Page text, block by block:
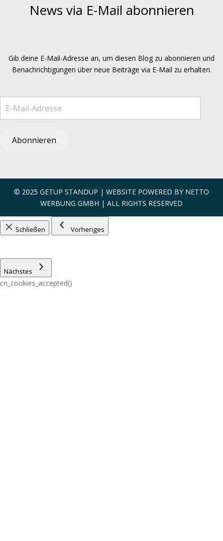
News via E-Mail abonnieren
Gib deine E-Mail-Adresse an, um diesen Blog zu abonnieren und
Benachrichtigungen über neue Beiträge via E-Mail zu erhalten.
E-Mail-Adresse
Abonnieren
© 2025 GETUP STANDUP | WEBSITE POWERED BY NETTO
WERBUNG GMBH | ALL RIGHTS RESERVED
Schließen Vorheriges
Nächstes
cn_cookies_accepted()